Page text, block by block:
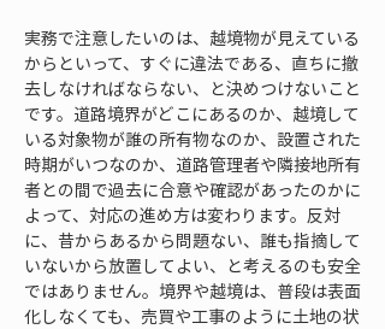
実務で注意したいのは、越境物が見えている
からといって、すぐに違法である、直ちに撤
去しなければならない、と決めつけないこと
です。道路境界がどこにあるのか、越境して
いる対象物が誰の所有物なのか、設置された
時期がいつなのか、道路管理者や隣接地所有
者との間で過去に合意や確認があったのかに
よって、対応の進め方は変わります。反対
に、昔からあるから問題ない、誰も指摘して
いないから放置してよい、と考えるのも安全
ではありません。境界や越境は、普段は表面
化しなくても、売買や工事のように土地の状